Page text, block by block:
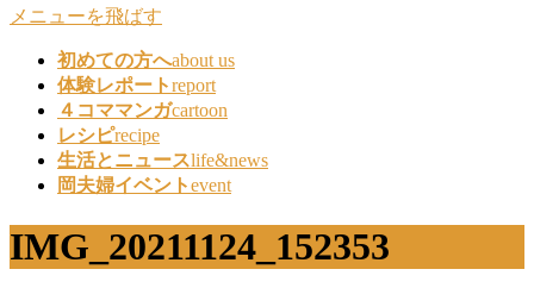
メニューを飛ばす
初めての方へabout us
体験レポートreport
４コママンガcartoon
レシピrecipe
生活とニュースlife&news
岡夫婦イベントevent
IMG_20211124_152353